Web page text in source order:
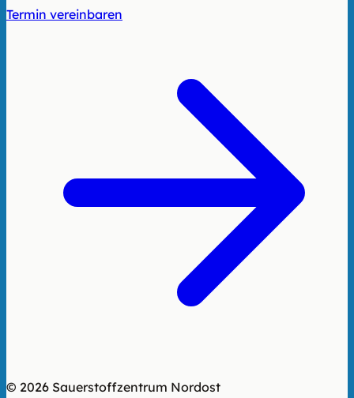
Termin vereinbaren
© 2026 Sauerstoffzentrum Nordost